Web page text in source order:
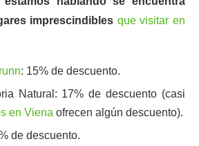
imprescindibles que visitar en
: 15% de descuento.
Natural: 17% de descuento (casi
en Viena ofrecen algún descuento).
de descuento.